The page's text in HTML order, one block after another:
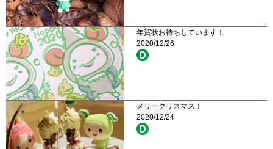
年賀状お待ちしています！
2020/12/26
メリークリスマス！
2020/12/24